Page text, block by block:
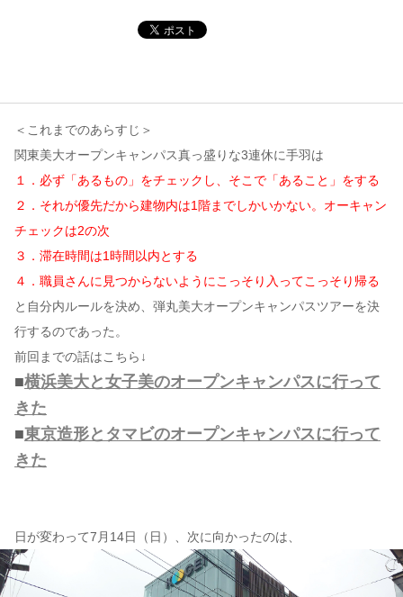
＜これまでのあらすじ＞
関東美大オープンキャンパス真っ盛りな3連休に手羽は
１．必ず「あるもの」をチェックし、そこで「あること」をする
２．それが優先だから建物内は1階までしかいかない。オーキャン
チェックは2の次
３．滞在時間は1時間以内とする
４．職員さんに見つからないようにこっそり入ってこっそり帰る
と自分内ルールを決め、弾丸美大オープンキャンパスツアーを決
行するのであった。
前回までの話はこちら↓
■横浜美大と女子美のオープンキャンパスに行って
きた
■東京造形とタマビのオープンキャンパスに行って
きた
日が変わって7月14日（日）、次に向かったのは、
コンテンツ
このサイトについて